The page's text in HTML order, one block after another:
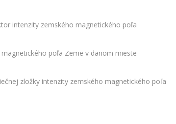
intenzity zemského magnetického poľa
poľa Zeme v danom mieste
zložky intenzity zemského magnetického poľa